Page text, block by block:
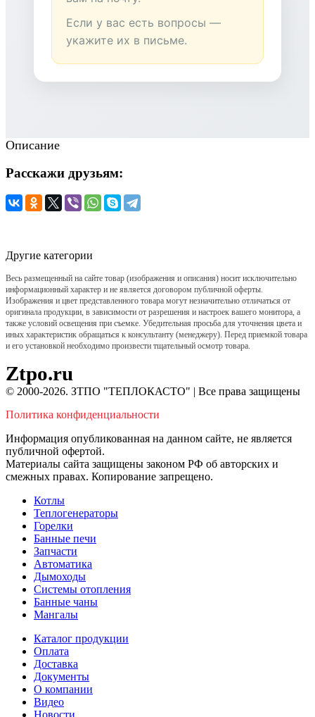
Если у вас есть вопросы —
укажите их в письме.
Описание
Расскажи друзьям:
Другие категории
Весь размещенный на сайте товар (изображения и описания) носит исключительно
информационный характер и не является договором публичной оферты.
Изображения и цвет представленного товара могут незначительно отличаться от
оригинала продукции, в зависимости от разрешения и настроек вашего монитора, а
также условий освещения при съемке. Убедительная просьба для уточнения цвета и
иных характеристик обращаться к консультанту (менеджеру). Перед приемкой товара
и его установкой необходимо произвести тщательный осмотр товара.
Ztpo.ru
© 2000-2026. ЗТПО "ТЕПЛОКАСТО" | Все права защищены
Политика конфиденциальности
Информация опубликованная на данном сайте, не является
публичной офертой.
Материалы сайта защищены законом РФ об авторских и
смежных правах. Копирование запрещено.
Котлы
Теплогенераторы
Горелки
Банные печи
Запчасти
Автоматика
Дымоходы
Системы отопления
Банные чаны
Мангалы
Каталог продукции
Оплата
Доставка
Документы
О компании
Видео